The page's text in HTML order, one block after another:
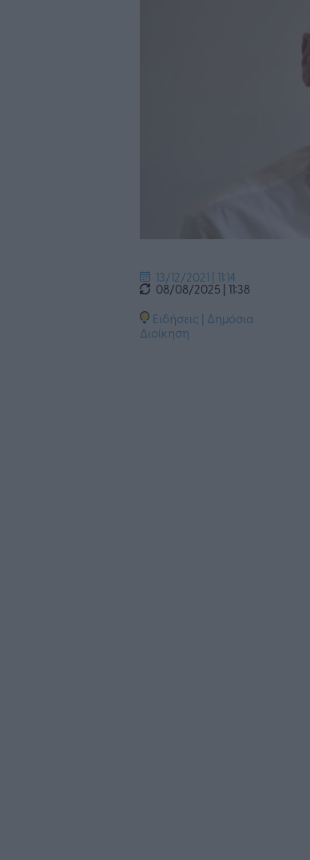
13/12/2021 | 11:14
08/08/2025 | 11:38
Ειδήσεις | Δημόσια
Διοίκηση